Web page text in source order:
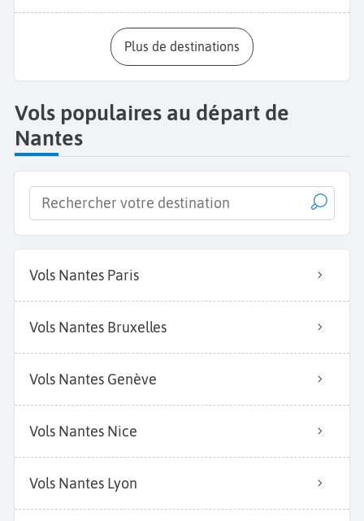
Plus de destinations
Vols populaires au départ de
Nantes
Vols Nantes Paris
Vols Nantes Bruxelles
Vols Nantes Genève
Vols Nantes Nice
Vols Nantes Lyon